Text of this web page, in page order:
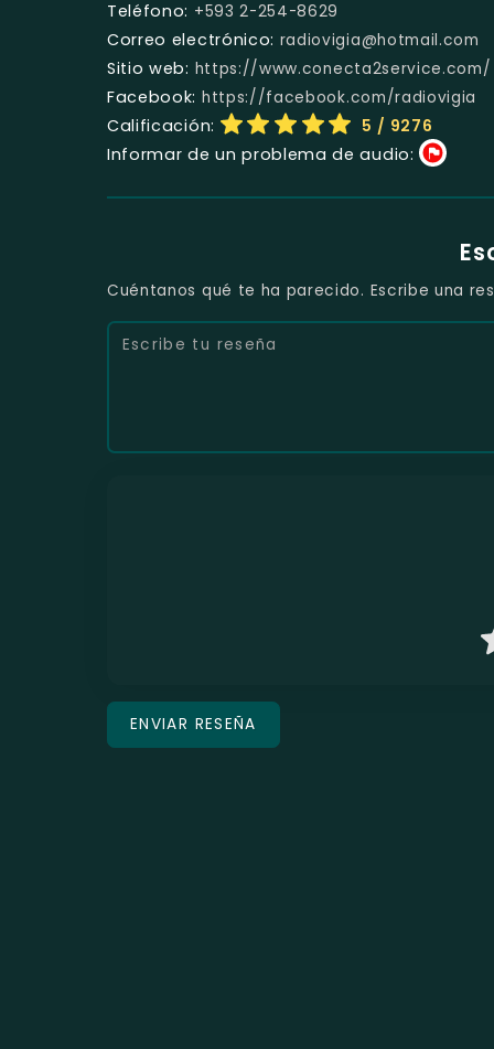
Teléfono: +593 2-254-8629
Correo electrónico: radiovigia@hotmail.com
Sitio web: https://www.conecta2service.com/
Facebook: https://facebook.com/radiovigia
Calificación: 5 / 9276
Informar de un problema de audio:
Cuéntanos qué te ha parecido. Escribe una